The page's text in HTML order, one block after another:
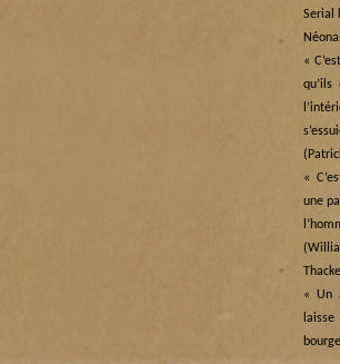
Serial
«
«
une
« Un